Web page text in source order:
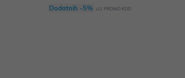
Dodatnih -5% uz PROMO KOD